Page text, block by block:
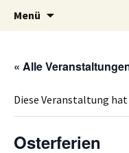
MVS
Volksschule mit
Edelschrott
Menü
« Alle
Diese Veranstaltung
Osterferien